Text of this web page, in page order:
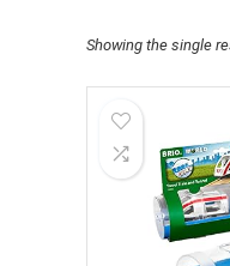
Showing the single